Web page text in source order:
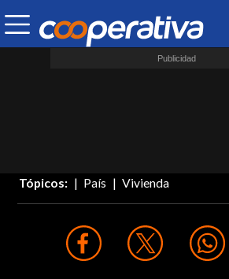
Tópicos: País Vivienda